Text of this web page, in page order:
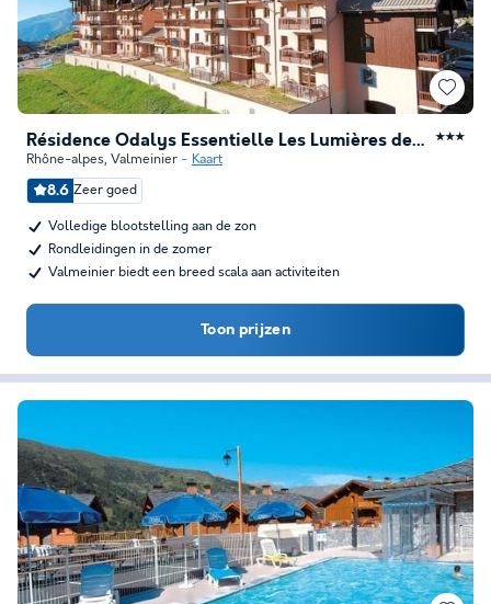
Résidence Odalys Essentielle Les Lumières de Neige ★★★
Rhône-alpes, Valmeinier Kaart
8.6 Zeer goed
Volledige blootstelling aan de zon
Rondleidingen in de zomer
Valmeinier biedt een breed scala aan activiteiten
Toon prijzen